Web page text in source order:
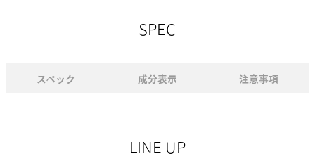
SPEC
スペック 成分表示 注意事項
LINE UP